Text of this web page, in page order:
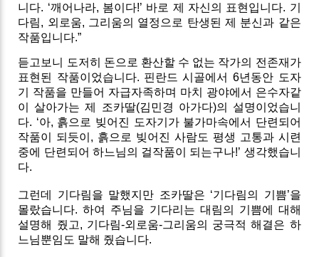
니다. ‘깨어나라, 봄이다!’ 바로 제 자신의 표현입니다. 기
다림, 외로움, 그리움의 열정으로 탄생된 제 분신과 같은
작품입니다.”
듣고보니 도저히 돈으로 환산할 수 없는 작가의 전존재가
표현된 작품이었습니다. 핀란드 시골에서 6년동안 도자
기 작품을 만들어 자급자족하며 마치 광야에서 은수자같
이 살아가는 제 조카딸(김민경 아가다)의 설명이었습니
다. ‘아, 흙으로 빚어진 도자기가 불가마속에서 단련되어
작품이 되듯이, 흙으로 빚어진 사람도 평생 고통과 시련
중에 단련되어 하느님의 걸작품이 되는구나!’ 생각했습니
다.
그런데 기다림을 말했지만 조카딸은 ‘기다림의 기쁨’을
몰랐습니다. 하여 주님을 기다리는 대림의 기쁨에 대해
설명해 줬고, 기다림-외로움-그리움의 궁극적 해결은 하
느님뿐임도 말해 줬습니다.